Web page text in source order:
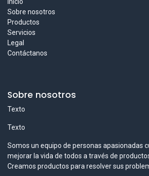
Sobre nosotros
Productos
Servicios
Legal
Contáctanos
Sobre nosotros
Texto
Texto
Somos un equipo de personas apasionadas
mejorar la vida de todos a través de
Creamos productos para resolver sus